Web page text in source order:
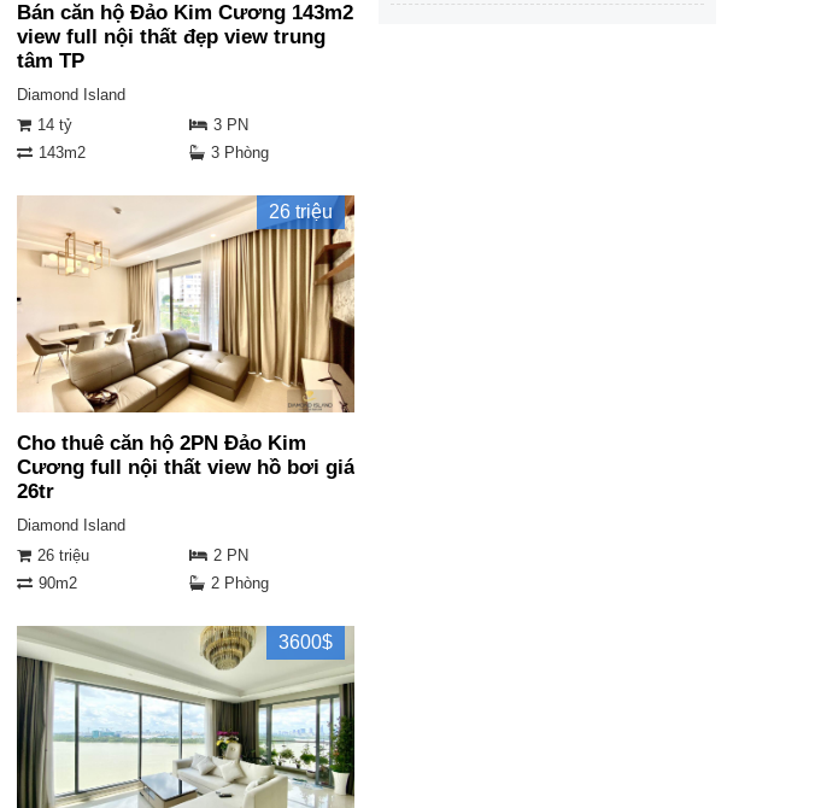
Bán căn hộ Đảo Kim Cương 143m2
view full nội thất đẹp view trung
tâm TP
Diamond Island
14 tỷ
3 PN
143m2
3 Phòng
26 triệu
Cho thuê căn hộ 2PN Đảo Kim
Cương full nội thất view hồ bơi giá
26tr
Diamond Island
26 triệu
2 PN
90m2
2 Phòng
3600$